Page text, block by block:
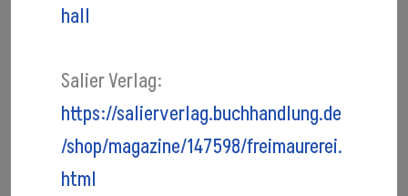
hall
Salier Verlag:
https://salierverlag.buchhandlung.de
/shop/magazine/147598/freimaurerei.
html